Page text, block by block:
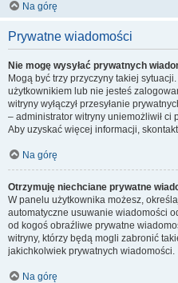
Na górę
Prywatne wiadomości
Nie mogę wysyłać prywatnych
Mogą być trzy przyczyny takiej
użytkownikiem lub nie jesteś
witryny wyłączył przesyłanie
– administrator witryny uniemożliwił ci
Aby uzyskać więcej informacji,
Na górę
Otrzymuję niechciane prywatne
W panelu użytkownika możesz,
automatyczne usuwanie wiadomości
od kogoś obraźliwe prywatne
witryny, którzy będą mogli zabronić
jakichkolwiek prywatnych wiadomości.
Na górę